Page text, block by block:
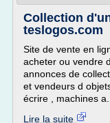
Collection
teslogos.com
Site de vente en
acheter ou vendre
annonces de
et vendeurs d
écrire , machines a...
Lire la suite